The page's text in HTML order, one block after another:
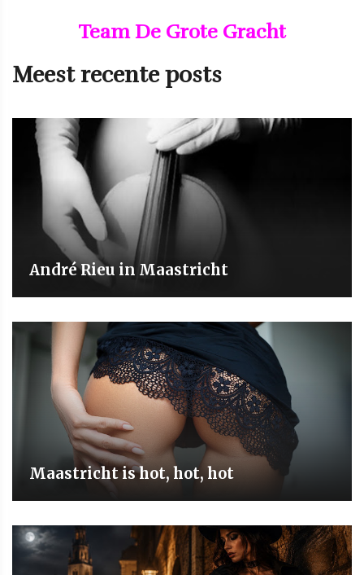
Team De Grote Gracht
Meest recente posts
André Rieu in Maastricht
Maastricht is hot, hot, hot